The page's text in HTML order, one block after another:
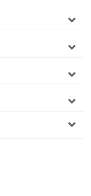
共工程施工品質已
共工程施工品質管
工程施工品質，行
工程施工品質管理
理工程時，需將相
制度面之落實執
要點」規定，機關
計畫，品質計畫之